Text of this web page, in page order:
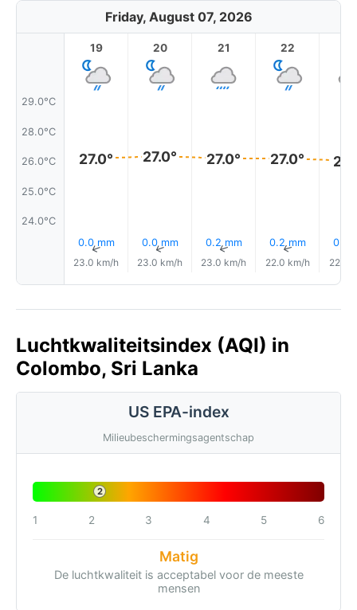
Friday, August 07, 2026
29.0°C
28.0°C
26.0°C
25.0°C
24.0°C
19
27.0°
0.0 mm
↑
23.0 km/h
20
27.0°
0.0 mm
↑
23.0 km/h
21
27.0°
0.2 mm
↑
23.0 km/h
22
27.0°
0.2 mm
↑
22.0 km/h
0.5
22.0
Luchtkwaliteitsindex (AQI) in
Colombo, Sri Lanka
US EPA-index
Milieubeschermingsagentschap
2
1 2 3 4 5 6
Matig
De luchtkwaliteit is acceptabel voor de meeste
mensen